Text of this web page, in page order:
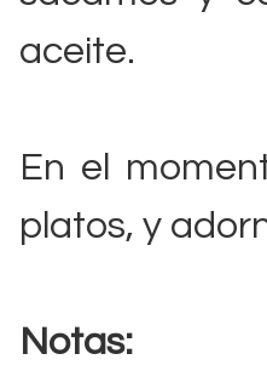
aceite.
En el
platos, y
Notas: